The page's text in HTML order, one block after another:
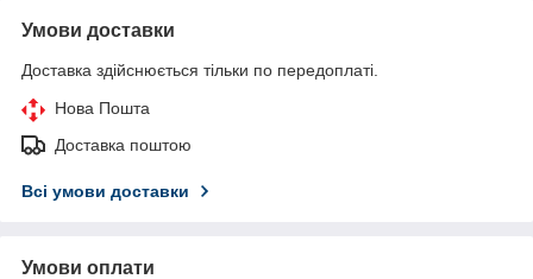
Умови доставки
Доставка здійснюється тільки по передоплаті.
Нова Пошта
Доставка поштою
Всі умови доставки
Умови оплати